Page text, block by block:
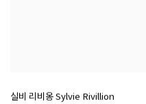
실비 리비옹 Sylvie Rivillion